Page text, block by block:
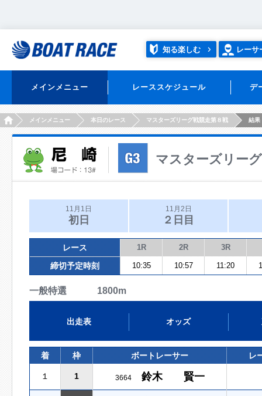
知る楽しむ レーサ
メインメニュー レーススケジュール デ
HOMEメインメニュー 本日のレース マスターズリーグ戦競走第８戦 結果
マスターズリー
11月1日
初日
11月2日
２日目
レース 1R 2R 3R
締切予定時刻 10:35 10:57 11:20
一般特選 1800m
出走表 オッズ
着 枠 ボートレーサー レ
１ 1 3664 鈴木 賢一